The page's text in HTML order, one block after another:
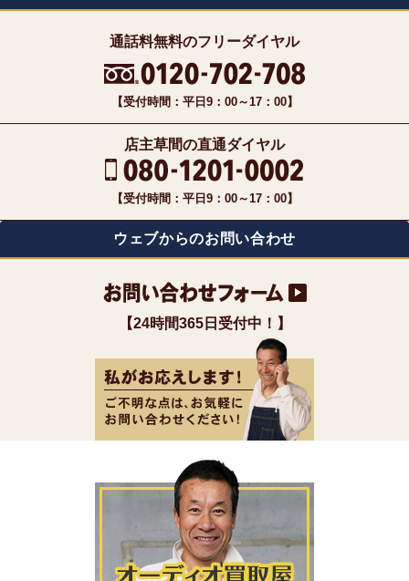
通話料無料のフリーダイヤル
【受付時間：平日9：00～17：00】
店主草間の直通ダイヤル
【受付時間：平日9：00～17：00】
ウェブからのお問い合わせ
【24時間365日受付中！】